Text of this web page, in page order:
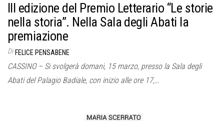
III edizione del Premio Letterario “Le storie
nella storia”. Nella Sala degli Abati la
premiazione
Di FELICE PENSABENE
CASSINO – Si svolgerà domani, 15 marzo, presso la Sala degli
Abati del Palagio Badiale, con inizio alle ore 17,…